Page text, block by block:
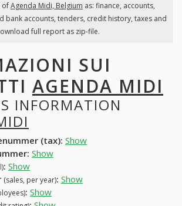
ofAgenda Midi, Belgium as: finance, accounts,
bank accounts, tenders, credit history, taxes and
full report as zip-file.
SUI
AGENDA MIDI
INFORMATION
(tax): Show
Show
: Show
(sales, per year): Show
: Show